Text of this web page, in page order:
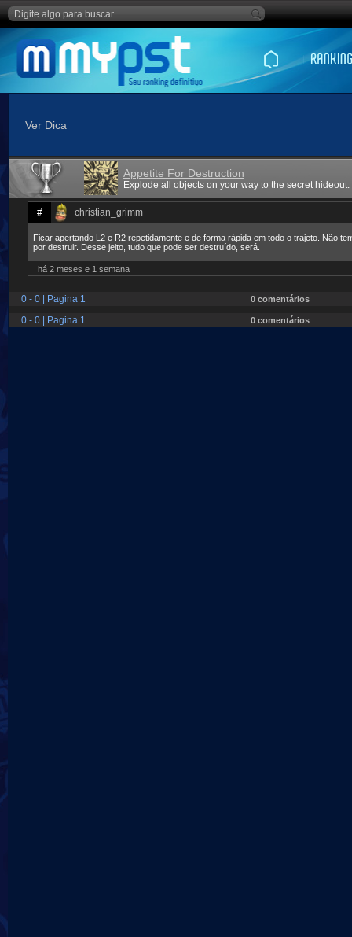
Ver Dica
Appetite For Destruction
Explode all objects on your way to the secret hideout.
# christian_grimm
Ficar apertando L2 e R2 repetidamente e de forma rápida em todo o trajeto. Não
por destruir. Desse jeito, tudo que pode ser destruído, será.
há 2 meses e 1 semana
0 - 0 | Pagina 1 0 comentários
0 - 0 | Pagina 1 0 comentários